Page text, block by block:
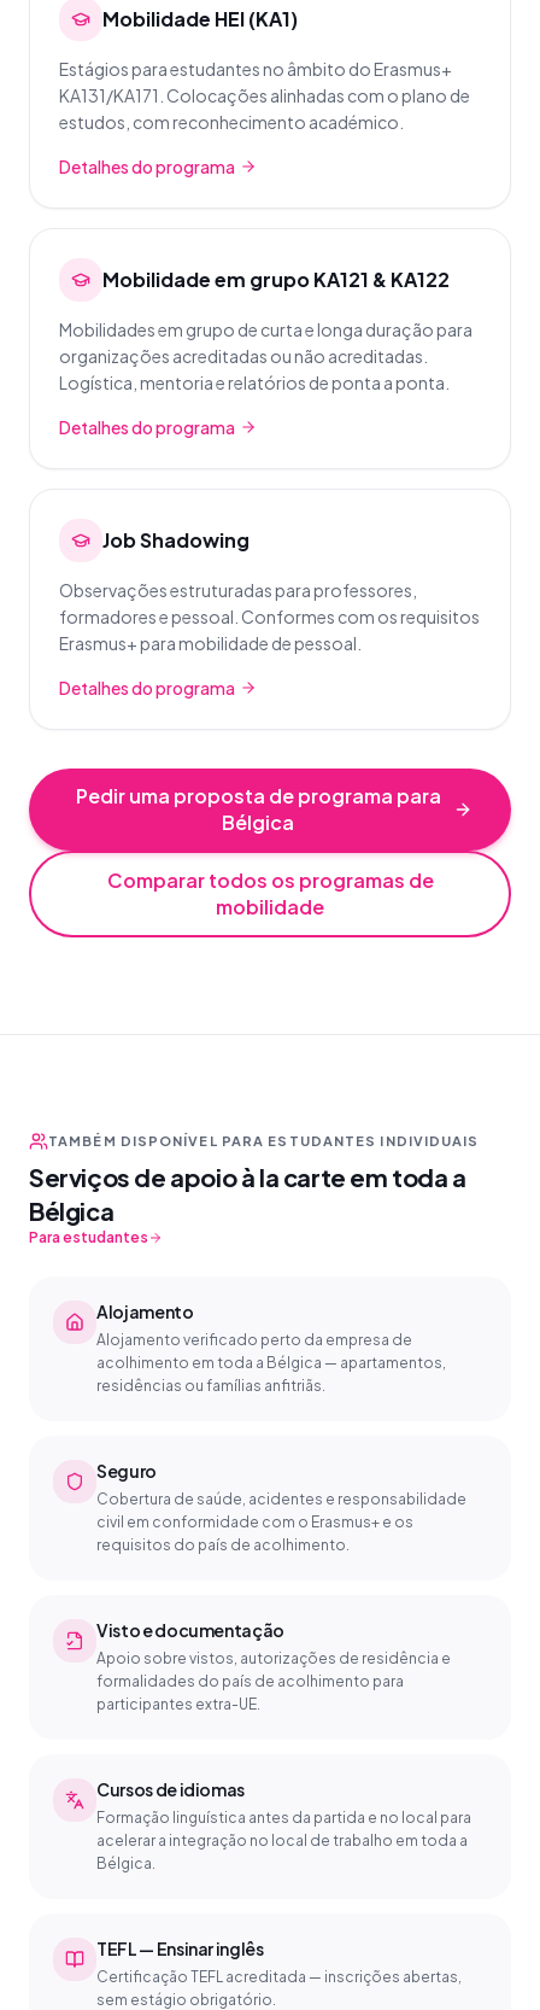
Mobilidade HEI (KA1)
Estágios para estudantes no âmbito do Erasmus+
KA131/KA171. Colocações alinhadas com o plano de
estudos, com reconhecimento académico.
Detalhes do programa
Mobilidade em grupo KA121 & KA122
Mobilidades em grupo de curta e longa duração para
organizações acreditadas ou não acreditadas.
Logística, mentoria e relatórios de ponta a ponta.
Detalhes do programa
Job Shadowing
Observações estruturadas para professores,
formadores e pessoal. Conformes com os requisitos
Erasmus+ para mobilidade de pessoal.
Detalhes do programa
Pedir uma proposta de programa para
Bélgica
Comparar todos os programas de
mobilidade
TAMBÉM DISPONÍVEL PARA ESTUDANTES INDIVIDUAIS
Serviços de apoio à la carte em toda a
Bélgica
Para estudantes
Alojamento
Alojamento verificado perto da empresa de
acolhimento em toda a Bélgica — apartamentos,
residências ou famílias anfitriãs.
Seguro
Cobertura de saúde, acidentes e responsabilidade
civil em conformidade com o Erasmus+ e os
requisitos do país de acolhimento.
Visto e documentação
Apoio sobre vistos, autorizações de residência e
formalidades do país de acolhimento para
participantes extra-UE.
Cursos de idiomas
Formação linguística antes da partida e no local para
acelerar a integração no local de trabalho em toda a
Bélgica.
TEFL — Ensinar inglês
Certificação TEFL acreditada — inscrições abertas,
sem estágio obrigatório.